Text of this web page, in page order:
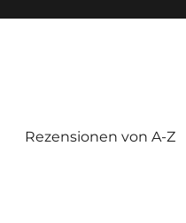
Rezensionen von A-Z